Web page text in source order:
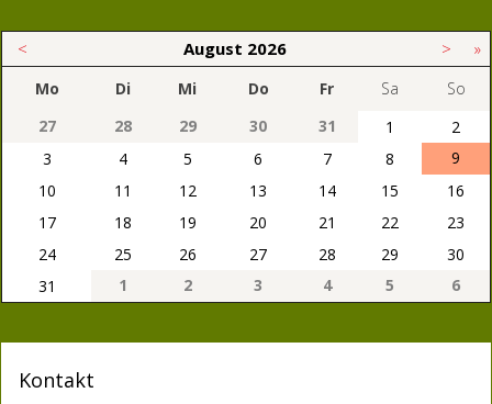
< August 2026 > »
Mo Di Mi Do Fr Sa
So
27
28 29 30 31 1
2
3
4 5 6 7 8
9
10
11 12 13 14 15
16
17
18 19 20 21 22
23
24
25 26 27 28 29
30
31
1 2 3 4 5 6
Kontakt